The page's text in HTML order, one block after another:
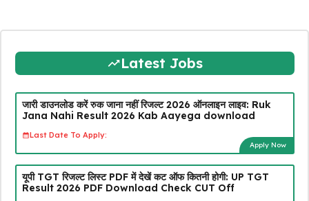
Latest Jobs
जारी डाउनलोड करें रुक जाना नहीं रिजल्ट 2026 ऑनलाइन लाइव: Ruk
Jana Nahi Result 2026 Kab Aayega download
Last Date To Apply:
Apply Now
यूपी TGT रिजल्ट लिस्ट PDF में देखें कट ऑफ कितनी होगी: UP TGT
Result 2026 PDF Download Check CUT Off